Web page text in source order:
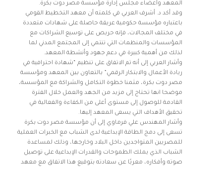
المعهد وأعضاء مجلس إدارة مؤسسة مصر دوت بكرة.
وقد أكد د. أشرف العربي في كلمته أن معهد التخطيط القومي
باعتباره مؤسسة حكومية عريقة حاصلة على شهادات متعددة
في مختلف المجالات، فإنه حريص على توسيع الشراكات مع
المؤسسات والمنظمات التي تنتمي إلى المجتمع المدني لما
لذلك من أهمية كبيرة في دعم جهود وأنشطة المعهد.
وأشار العربي إلى أنه تم الاتفاق على تنظيم “شهادة احترافية في
ريادة الأعمال والابتكار الرقمي” بالتعاون بين المعهد ومؤسسة
مصر دوت بكرة، مثمنا خطوة التكامل والشراكة مع المؤسسة،
موضحا انها تحتاج إلى مزيد من الجهد والعمل خلال الفترة
القادمة للوصول إلى مستوى أعلى من الكفاءة والفعالية في
تحقيق الأهداف التي يسعى المعهد إليها.
وأشار المهندس علي فرماوي إلى أن مؤسسة مصر دوت بكرة
تسعى إلى دمج الطاقة الإبداعية لدى الشباب مع الخبرات العملية
للمصريين المتواجدين داخل البلاد وخارجها، وذلك لمساعدة
الشباب الذي يملك الطموحات والقدرات الإبداعية على توصيل
صوته وأفكاره، معربًا عن سعادته بتوقيع هذا الاتفاق مع معهد